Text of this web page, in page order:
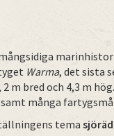
Warma, det sista
2 m bred och 4,3 m
många
tema